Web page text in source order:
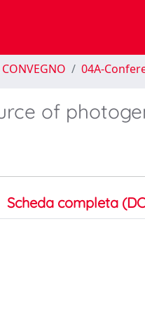
04A-
of
Scheda completa